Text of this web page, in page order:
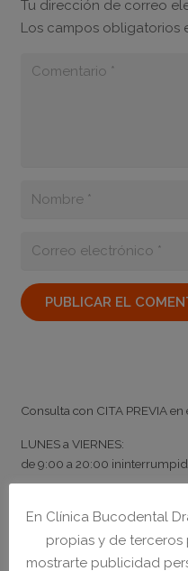
Tu dirección de correo
Los campos obligatorios
PUBLICAR EL
Consulta con CITA PREVIAen
LUNES a VIERNES:
de9:00 a 20:00
En Clínica Bucodental
propias y de terceros
mostrarte publicidad